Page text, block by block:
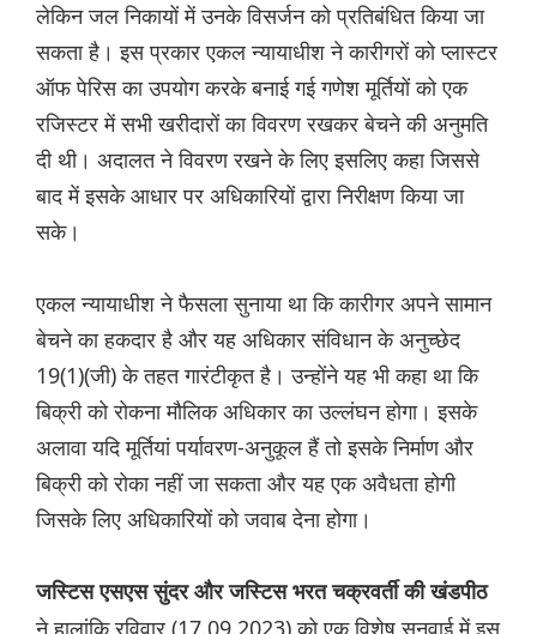
लेकिन जल निकायों में उनके विसर्जन को प्रतिबंधित किया जा
सकता है। इस प्रकार एकल न्यायाधीश ने कारीगरों को प्लास्टर
ऑफ पेरिस का उपयोग करके बनाई गई गणेश मूर्तियों को एक
रजिस्टर में सभी खरीदारों का विवरण रखकर बेचने की अनुमति
दी थी। अदालत ने विवरण रखने के लिए इसलिए कहा जिससे
बाद में इसके आधार पर अधिकारियों द्वारा निरीक्षण किया जा
सके।
एकल न्यायाधीश ने फैसला सुनाया था कि कारीगर अपने सामान
बेचने का हकदार है और यह अधिकार संविधान के अनुच्छेद
19(1)(जी) के तहत गारंटीकृत है। उन्होंने यह भी कहा था कि
बिक्री को रोकना मौलिक अधिकार का उल्लंघन होगा। इसके
अलावा यदि मूर्तियां पर्यावरण-अनुकूल हैं तो इसके निर्माण और
बिक्री को रोका नहीं जा सकता और यह एक अवैधता होगी
जिसके लिए अधिकारियों को जवाब देना होगा।
जस्टिस एसएस सुंदर और जस्टिस भरत चक्रवर्ती की खंडपीठ